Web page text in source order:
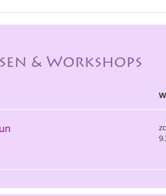
& Workshops